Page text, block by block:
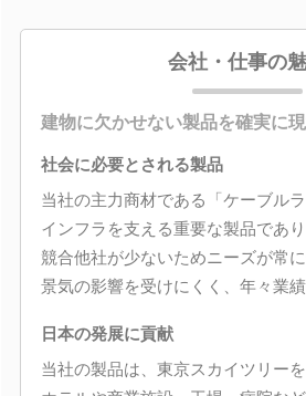
会社・仕事の
建物に欠かせない製品を確実に
社会に必要とされる製品
当社の主力商材である「ケーブルラ
インフラを支える重要な製品であり
競合他社が少ないためニーズが常に
景気の影響を受けにくく、年々業
日本の発展に貢献
当社の製品は、東京スカイツリーを